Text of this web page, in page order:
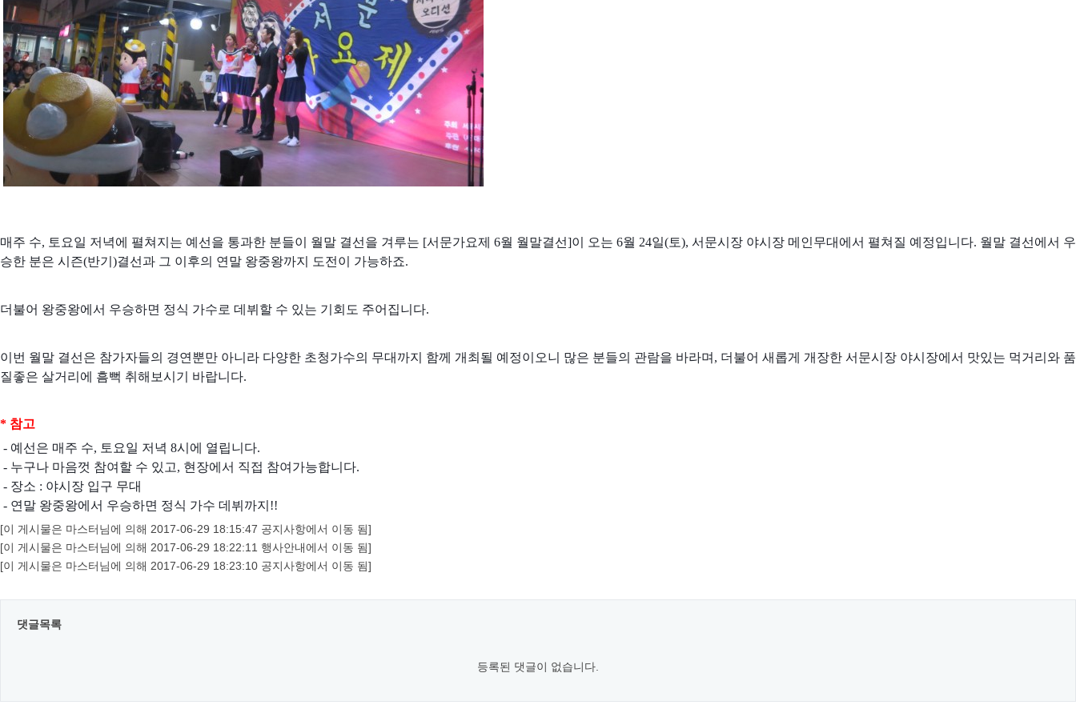
매주 수, 토요일 저녁에 펼쳐지는 예선을 통과한 분들이 월말 결선을 겨루는 [서문가요제 6월 월말결선]이 오는 6월 24일(토), 서문시장 야시장 메인무대에서 펼쳐질 예정입니다. 월말 결선에서 우
승한 분은 시즌(반기)결선과 그 이후의 연말 왕중왕까지 도전이 가능하죠.
더불어 왕중왕에서 우승하면 정식 가수로 데뷔할 수 있는 기회도 주어집니다.
이번 월말 결선은 참가자들의 경연뿐만 아니라 다양한 초청가수의 무대까지 함께 개최될 예정이오니 많은 분들의 관람을 바라며, 더불어 새롭게 개장한 서문시장 야시장에서 맛있는 먹거리와 품
질좋은 살거리에 흠뻑 취해보시기 바랍니다.
* 참고
- 예선은 매주 수, 토요일 저녁 8시에 열립니다.
- 누구나 마음껏 참여할 수 있고, 현장에서 직접 참여가능합니다.
- 장소 : 야시장 입구 무대
- 연말 왕중왕에서 우승하면 정식 가수 데뷔까지!!
[이 게시물은 마스터님에 의해 2017-06-29 18:15:47 공지사항에서 이동 됨]
[이 게시물은 마스터님에 의해 2017-06-29 18:22:11 행사안내에서 이동 됨]
[이 게시물은 마스터님에 의해 2017-06-29 18:23:10 공지사항에서 이동 됨]
댓글목록
등록된 댓글이 없습니다.